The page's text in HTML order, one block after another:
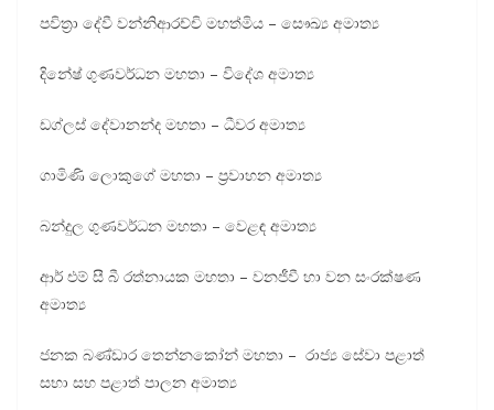
පවිත්‍රා දේවී වන්නිආරච්චි මහත්මිය – සෞඛ්‍ය අමාත්‍ය
දිනේෂ් ගුණවර්ධන මහතා – විදේශ අමාත්‍ය
ඩග්ලස් දේවානන්ද මහතා – ධීවර අමාත්‍ය
ගාමිණි ලොකුගේ මහතා – ප‍්‍රවාහන අමාත්‍ය
බන්දුල ගුණවර්ධන මහතා – වෙළඳ අමාත්‍ය
ආර් එම් සී බී රත්නායක මහතා – වනජීවී හා වන සංරක්ෂණ
අමාත්‍ය
ජනක බණ්ඩාර තෙන්නකෝන් මහතා – රාජ්‍ය සේවා පළාත්
සභා සහ පළාත් පාලන අමාත්‍ය